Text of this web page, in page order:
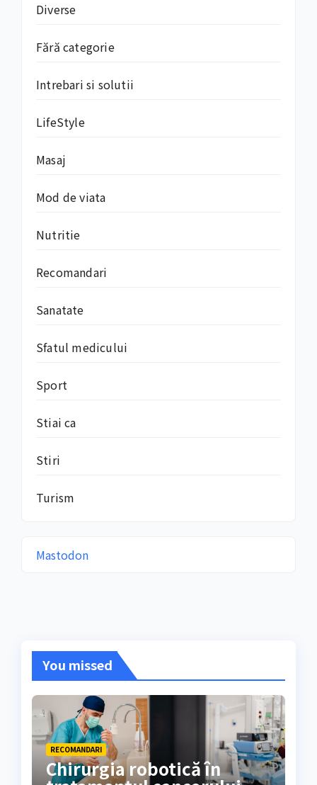
Diverse
Fără categorie
Intrebari si solutii
LifeStyle
Masaj
Mod de viata
Nutritie
Recomandari
Sanatate
Sfatul medicului
Sport
Stiai ca
Stiri
Turism
Mastodon
You missed
RECOMANDARI
Chirurgia robotică în